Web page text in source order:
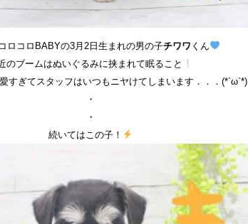
ロコロBABYの3月2日生まれの男の子チワワ くん
のブームはぬいぐるみに挟まれて眠ること
すぎてスタッフはいつもニヤけてしまいます．．．(*´ω`*)
・
・
続いてはこの子！